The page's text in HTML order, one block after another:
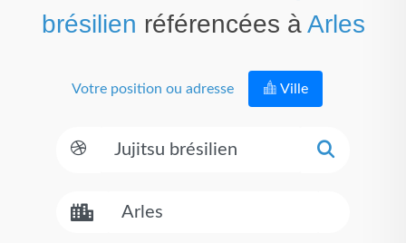
brésilien référencées àArles
Votre position ou adresse Ville